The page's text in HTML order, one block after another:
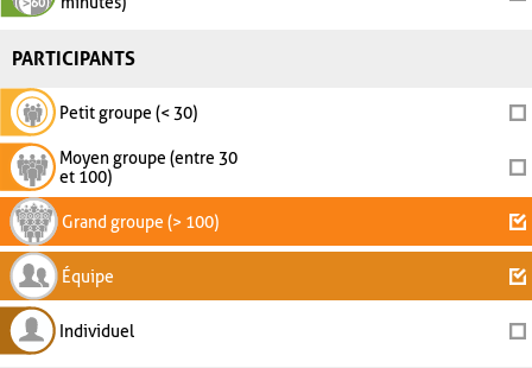
PARTICIPANTS
Petit groupe (< 30)
Moyen groupe (entre 30
et 100)
Grand groupe (> 100)
Équipe
Individuel